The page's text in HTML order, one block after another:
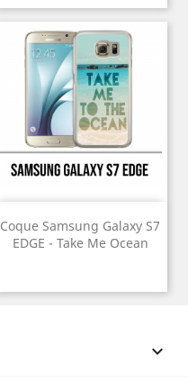
Coque Samsung Galaxy S7
EDGE - Take Me Ocean
